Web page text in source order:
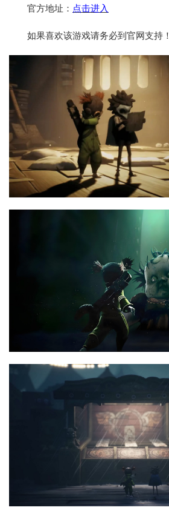
官方地址： 点击进入
如果喜欢该游戏请务必到官网支持！